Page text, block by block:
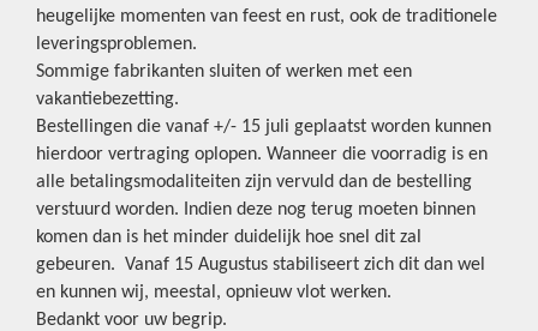
heugelijke momenten van feest en rust, ook de traditionele
leveringsproblemen.
Sommige fabrikanten sluiten of werken met een
vakantiebezetting.
Bestellingen die vanaf +/- 15 juli geplaatst worden kunnen
hierdoor vertraging oplopen. Wanneer die voorradig is en
alle betalingsmodaliteiten zijn vervuld dan de bestelling
verstuurd worden. Indien deze nog terug moeten binnen
komen dan is het minder duidelijk hoe snel dit zal
gebeuren. Vanaf 15 Augustus stabiliseert zich dit dan wel
en kunnen wij, meestal, opnieuw vlot werken.
Bedankt voor uw begrip.